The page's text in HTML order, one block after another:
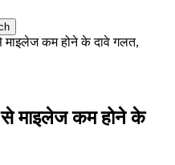
माइलेज कम होने के दावे गलत,
माइलेज कम होने के